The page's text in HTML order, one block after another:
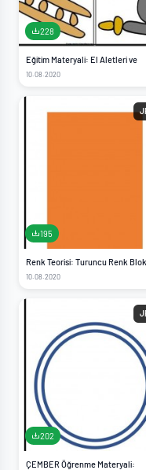
228
Eğitim Materyali: El Aletleri ve
10.08.2020
195
Renk Teorisi: Turuncu Renk
10.08.2020
202
ÇEMBER Öğrenme Materyali: